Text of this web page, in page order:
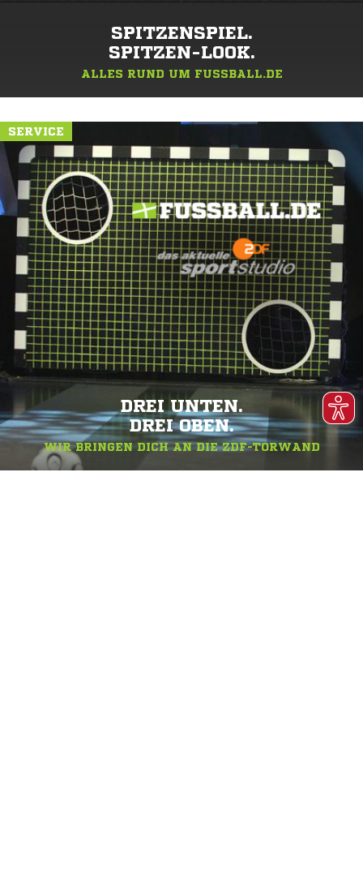
SPITZENSPIEL.
SPITZEN-LOOK.
ALLES RUND UM FUSSBALL.DE
SERVICE
DREI UNTEN.
DREI OBEN.
WIR BRINGEN DICH AN DIE ZDF-TORWAND